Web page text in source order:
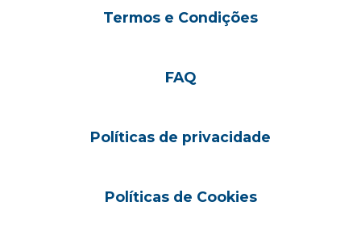
Termos e Condições
FAQ
Políticas de privacidade
Políticas de Cookies